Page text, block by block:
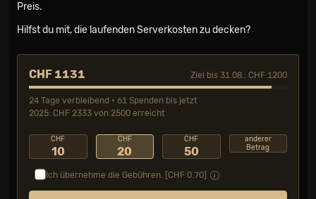
Preis.
Hilfst du mit, die laufenden Serverkosten zu decken?
CHF 1131 Ziel bis 31.08.: CHF 1200
24 Tage verbleibend • 61 Spenden bis jetzt
2025: CHF 2333 von 2500 erreicht
CHF
10
CHF
20
CHF
50
anderer
Betrag
Ich übernehme die Gebühren. [CHF 0.70